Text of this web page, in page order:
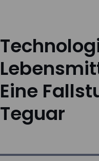
OEM LÖSUNGEN
PARTNER
DIENSTLEISTUNGEN &
KONTAKT
Eine
Teguar